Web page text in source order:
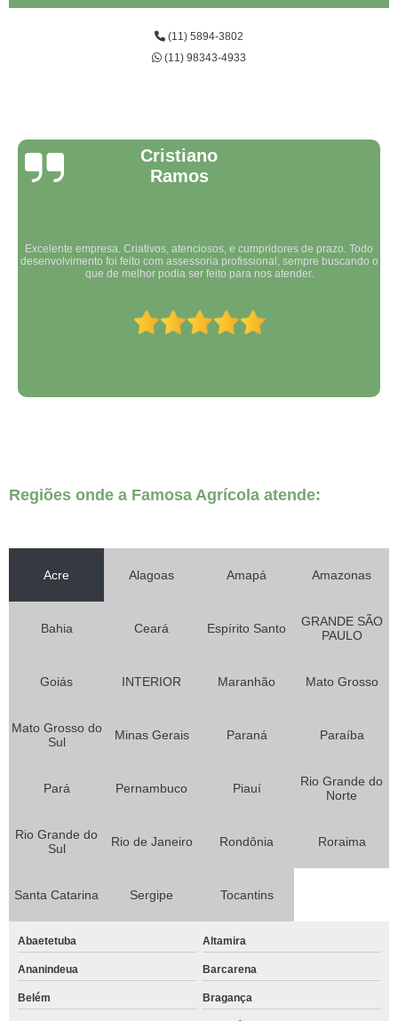
(11) 5894-3802
(11) 98343-4933
Cristiano
Ramos
Excelente empresa. Criativos, atenciosos, e cumpridores de prazo. Todo
desenvolvimento foi feito com assessoria profissional, sempre buscando o
que de melhor podia ser feito para nos atender.
Regiões onde a Famosa Agrícola atende:
Acre Alagoas Amapá Amazonas
Bahia Ceará Espírito Santo
GRANDE SÃO
PAULO
Goiás INTERIOR Maranhão Mato Grosso
Mato Grosso do
Sul
Minas Gerais Paraná Paraíba
Pará Pernambuco Piauí
Rio Grande do
Norte
Rio Grande do
Sul
Rio de Janeiro Rondônia Roraima
Santa Catarina Sergipe Tocantins
Abaetetuba Altamira
Ananindeua Barcarena
Belém Bragança